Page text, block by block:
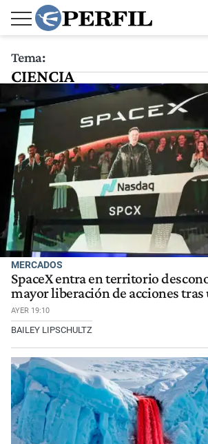
Tema:
CIENCIA
MERCADOS
SpaceX entra en territorio
mayor liberación de acciones tras
AYER 19:10
BAILEY LIPSCHULTZ